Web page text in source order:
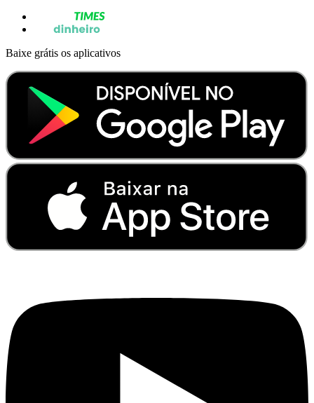
Baixe grátis os aplicativos